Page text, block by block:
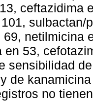
ceftazidima
sulbactan/
netilmicina
en 53,
sensibilidad
de
no